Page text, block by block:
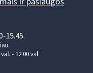
15.45.
- 12.00 val.